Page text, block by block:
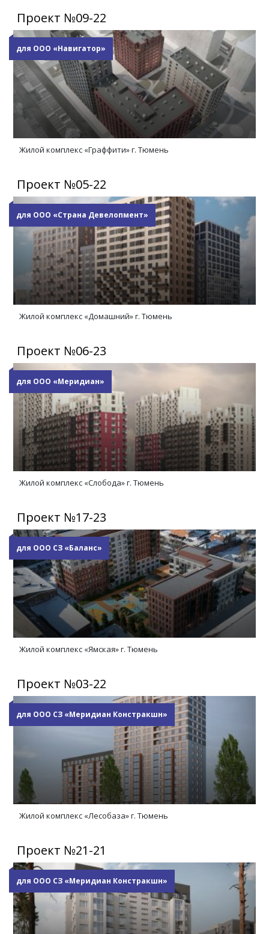
Проект №09-22
для ООО «Навигатор»
Жилой комплекс «Граффити» г. Тюмень
Проект №05-22
для ООО «Страна Девелопмент»
Жилой комплекс «Домашний» г. Тюмень
Проект №06-23
для ООО «Меридиан»
Жилой комплекс «Слобода» г. Тюмень
Проект №17-23
для ООО СЗ «Баланс»
Жилой комплекс «Ямская» г. Тюмень
Проект №03-22
для ООО СЗ «Меридиан Констракшн»
Жилой комплекс «Лесобаза» г. Тюмень
Проект №21-21
для ООО СЗ «Меридиан Констракшн»